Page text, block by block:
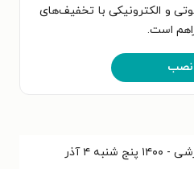
و الکترونیکی با تخفیف‌های
است.
نصب
شنبه ۴ آذر